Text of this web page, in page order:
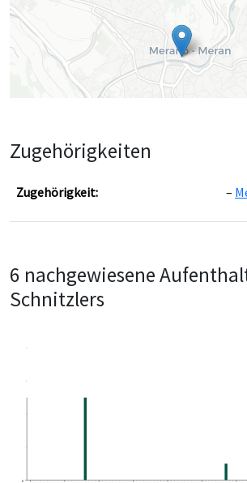
Zugehörigkeiten
Zugehörigkeit:
6 nachgewiesene
Schnitzlers
0